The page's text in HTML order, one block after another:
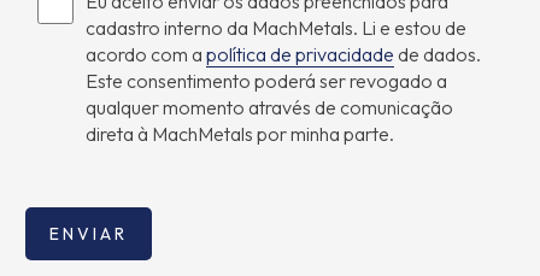
cadastro interno da MachMetals. Li e estou de
acordo com a política de privacidade de dados.
Este consentimento poderá ser revogado a
qualquer momento através de comunicação
direta à MachMetals por minha parte.